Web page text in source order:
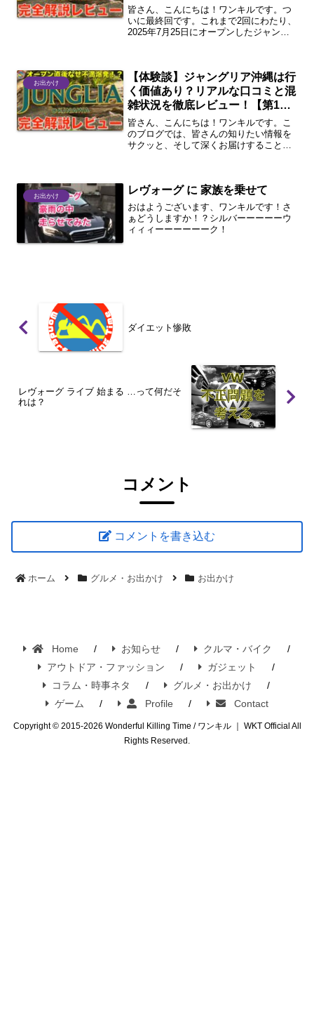
皆さん、こんにちは！ワンキルです。つ
いに最終回です。これまで2回にわたり、
2025年7月25日にオープンしたジャング
いて解説しまし...
お出かけ
【体験談】ジャングリア沖縄は行
く価値あり？リアルな口コミと混
雑状況を徹底レビュー！【第1
回】
皆さん、こんにちは！ワンキルです。こ
のブログでは、皆さんの知りたい情報を
サクッと、そして深くお届けすることを
グリア沖縄」。「沖...
お出かけ レヴォーグ に 家族を乗せて
おはようございます、ワンキルです！さ
ぁどうしますか！？シルバーーーーーウ
ィィィーーーーーーク！
ダイエット惨敗
レヴォーグ ライブ 始まる …って何だそ
れは？
コメント
コメントを書き込む
ホーム グルメ・お出かけ お出かけ
Home お知らせ
クルマ・バイク
アウトドア・ファッション
ガジェット
コラム・時事ネタ
グルメ・お出かけ
ゲーム
Profile Contact
Copyright © 2015-2026 Wonderful Killing Time / ワンキル ｜ WKT Official All
Rights Reserved.